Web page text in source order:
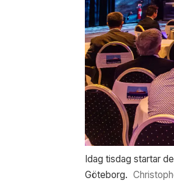
Idag tisdag startar
Göteborg.